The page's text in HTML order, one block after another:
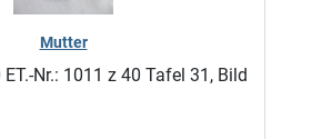
Mutter
Nr.: 1011 z 40 Tafel 31, Bild